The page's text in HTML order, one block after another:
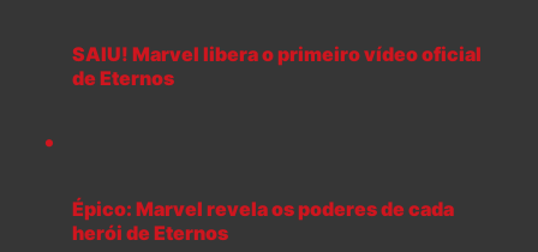
SAIU! Marvel libera o primeiro vídeo oficial
de Eternos
Épico: Marvel revela os poderes de cada
herói de Eternos